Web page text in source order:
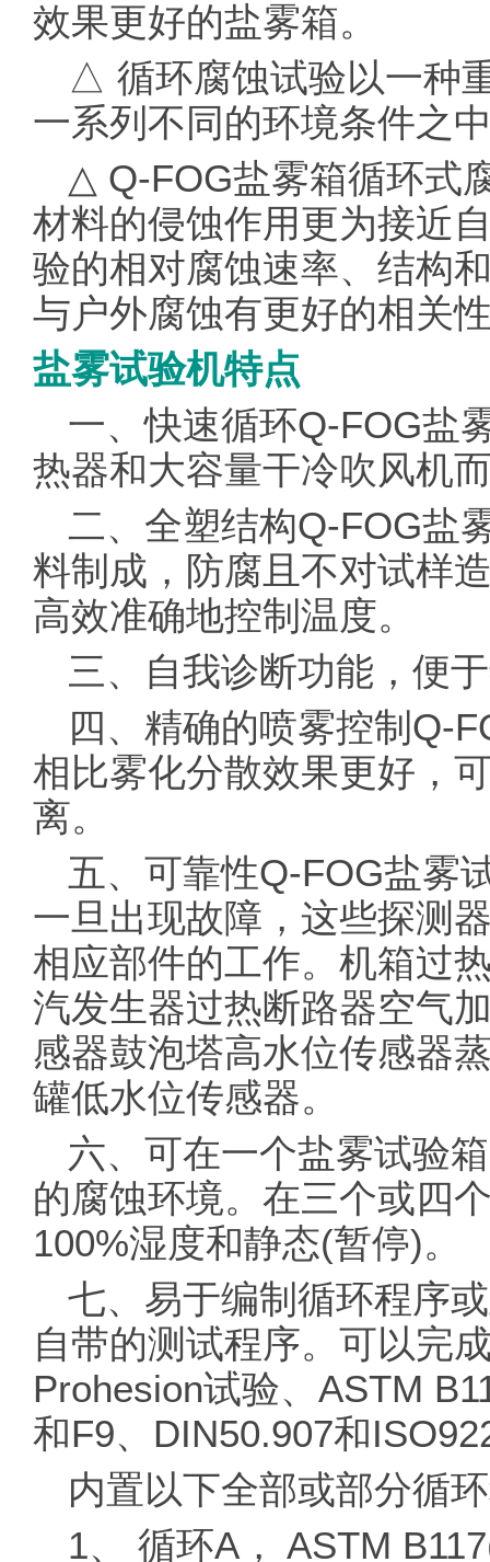
效果更好的盐雾箱。
△ 循环腐蚀试验以一种
一系列不同的环境条件之
△ Q-FOG盐雾箱循环式
材料的侵蚀作用更为接近
验的相对腐蚀速率、结构
与户外腐蚀有更好的相关
盐雾试验机特点
一、快速循环Q-FOG盐
热器和大容量干冷吹风机
二、全塑结构Q-FOG盐
料制成，防腐且不对试样
高效准确地控制温度。
三、自我诊断功能，便
四、精确的喷雾控制Q-
相比雾化分散效果更好，
离。
五、可靠性Q-FOG盐雾
一旦出现故障，这些探测
相应部件的工作。机箱过
汽发生器过热断路器空气
感器鼓泡塔高水位传感器
罐低水位传感器。
六、可在一个盐雾试验
的腐蚀环境。在三个或四
100%湿度和静态(暂停)。
七、易于编制循环程序
自带的测试程序。可以完
Prohesion试验、ASTM
和F9、DIN50.907和
内置以下全部或部分循
1、 循环A， ASTM